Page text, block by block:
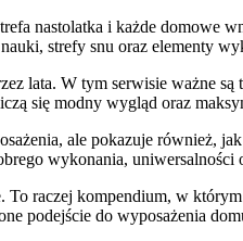
nastolatka i każde domowe
strefy snu oraz elementy
lata. W tym serwisie ważne
się modny wygląd oraz
ale pokazuje również,
wykonania, uniwersalności
raczej kompendium, w
podejście do wyposażenia